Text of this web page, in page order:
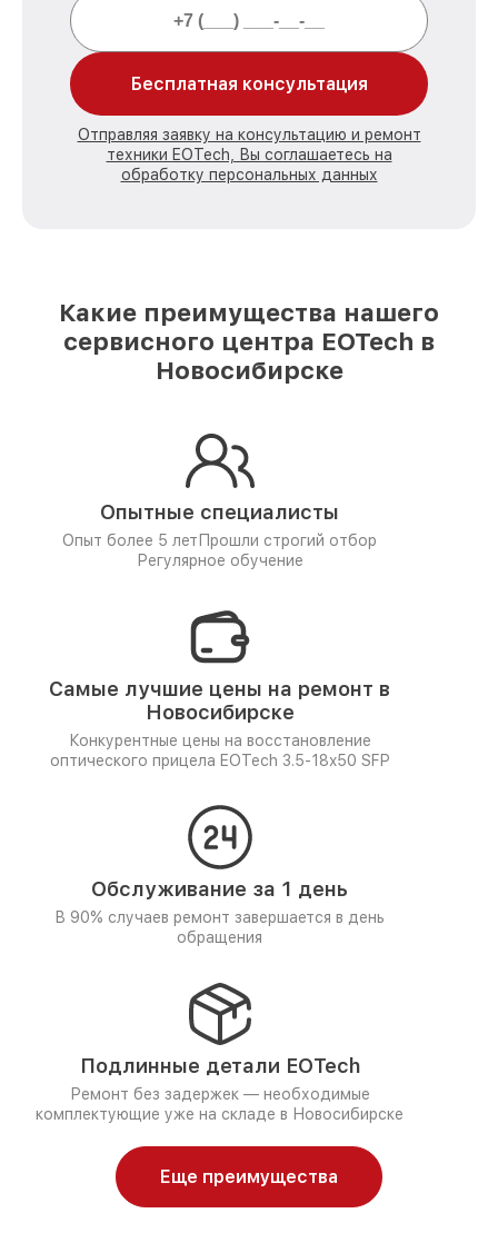
Бесплатная консультация
Отправляя заявку на консультацию и ремонт
техники EOTech, Вы соглашаетесь на
обработку персональных данных
Какие преимущества нашего
сервисного центра EOTech в
Новосибирске
Опытные специалисты
Опыт более 5 лет Прошли строгий отбор
Регулярное обучение
Самые лучшие цены на ремонт в
Новосибирске
Конкурентные цены на восстановление
оптического прицела EOTech 3.5-18x50 SFP
Обслуживание за 1 день
В 90% случаев ремонт завершается в день
обращения
Подлинные детали EOTech
Ремонт без задержек — необходимые
комплектующие уже на складе в Новосибирске
Еще преимущества